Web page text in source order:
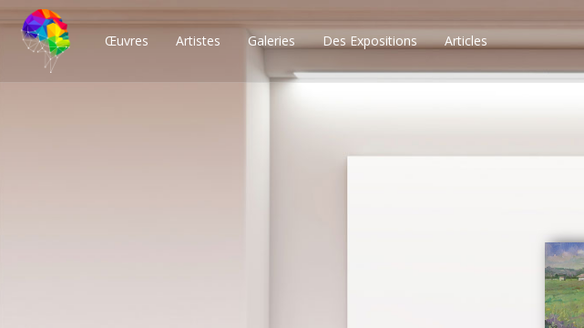
Œuvres Artistes Galeries Des Expositions Articles